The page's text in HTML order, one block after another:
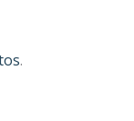
.